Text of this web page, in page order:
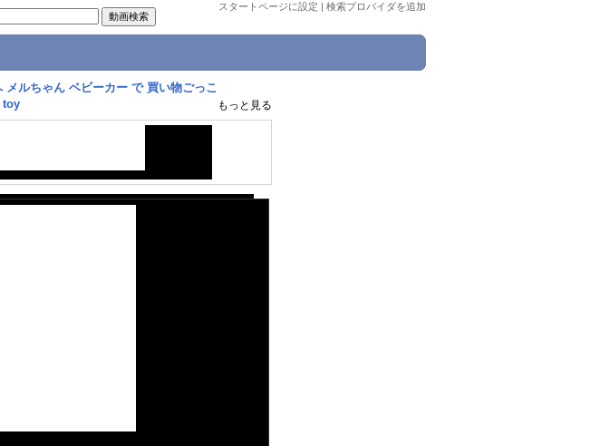
スタートページに設定 | 検索プロバイダを追加
メルちゃん ベビーカー で 買い物ごっこ
toy
もっと見る